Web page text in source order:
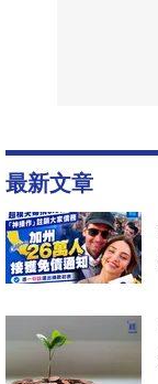
最新文章